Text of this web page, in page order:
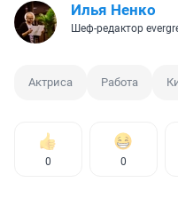
Илья Ненко
Шеф-редактор
Актриса Работа
0 0